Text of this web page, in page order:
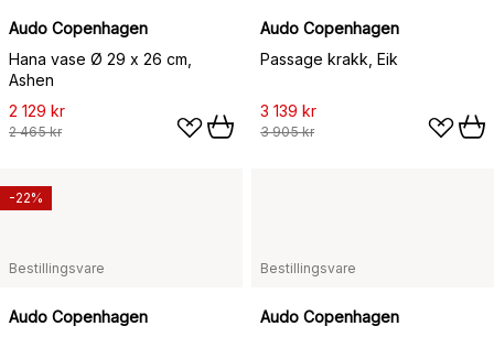
Audo Copenhagen
Hana vase Ø 29 x 26 cm,
Ashen
2 129 kr
2 465 kr
Audo Copenhagen
Passage krakk, Eik
3 139 kr
3 905 kr
Bestillingsvare
Audo Copenhagen
-22%
Bestillingsvare
Audo Copenhagen